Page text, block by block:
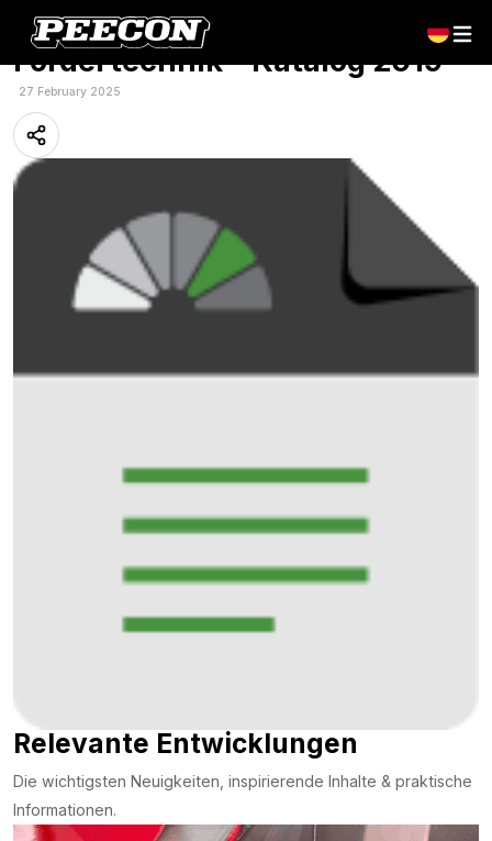
Englisch: Peecon – Gülle &
Fördertechnik – Katalog 2019
27 February 2025
Relevante Entwicklungen
Die wichtigsten Neuigkeiten, inspirierende Inhalte & praktische
Informationen.